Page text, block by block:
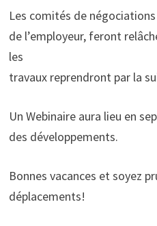
Les comités de
de l’employeur, feront
les
travaux reprendront par la
Un Webinaire aura lieu en
des développements.
Bonnes vacances et soyez
déplacements!